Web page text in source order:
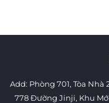
Add: Phòng 701, Tòa
778 Đường Jinji, Khu